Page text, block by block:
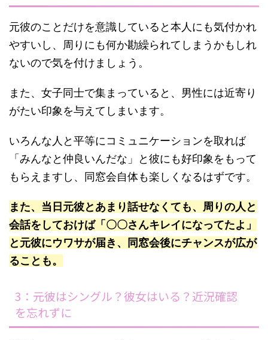
元彼のことだけを意識していると本人にも気付かれ
やすいし、周りにも何か勘繰られてしまうかもしれ
ないので気を付けましょう。
また、女子同士で集まっていると、男性には近寄り
がたい印象を与えてしまいます。
いろんな人と平等にコミュニケーションを取れば
「みんなと仲良いんだな」と彼にも好印象をもって
もらえますし、同窓会自体も楽しくなるはずです。
また、当日元彼とあまり話せなくても、周りの人と
会話をしておけば「〇〇さんキレイになってたよ」
と元彼にウワサが届き、同窓会後にチャンスが広が
ることも。
3：元彼はシングル？彼女はいる？近況確認
を忘れずに